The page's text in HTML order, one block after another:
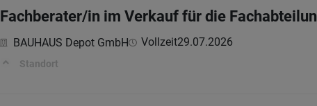
Fachberater/in im Verkauf für die
BAUHAUS Depot GmbH Vollzeit29.07.2026
Standort